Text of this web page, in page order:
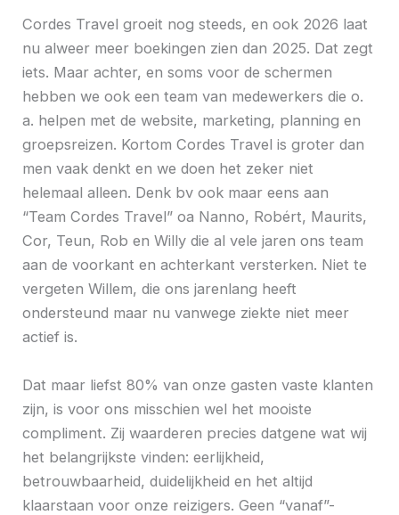
Cordes Travel groeit nog steeds, en ook 2026 laat
nu alweer meer boekingen zien dan 2025. Dat zegt
iets. Maar achter, en soms voor de schermen
hebben we ook een team van medewerkers die o.
a. helpen met de website, marketing, planning en
groepsreizen. Kortom Cordes Travel is groter dan
men vaak denkt en we doen het zeker niet
helemaal alleen. Denk bv ook maar eens aan
“Team Cordes Travel” oa Nanno, Robért, Maurits,
Cor, Teun, Rob en Willy die al vele jaren ons team
aan de voorkant en achterkant versterken. Niet te
vergeten Willem, die ons jarenlang heeft
ondersteund maar nu vanwege ziekte niet meer
actief is.
Dat maar liefst 80% van onze gasten vaste klanten
zijn, is voor ons misschien wel het mooiste
compliment. Zij waarderen precies datgene wat wij
het belangrijkste vinden: eerlijkheid,
betrouwbaarheid, duidelijkheid en het altijd
klaarstaan voor onze reizigers. Geen “vanaf”-